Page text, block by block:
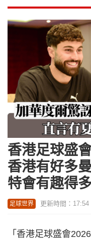
香港足球盛
香港有好多
特會有趣得
足球世界 更新時間：
「香港足球盛會